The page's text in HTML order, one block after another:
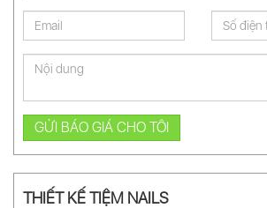
GỬI BÁO GIÁ CHO TÔI
THIẾT KẾ TIỆM NAILS